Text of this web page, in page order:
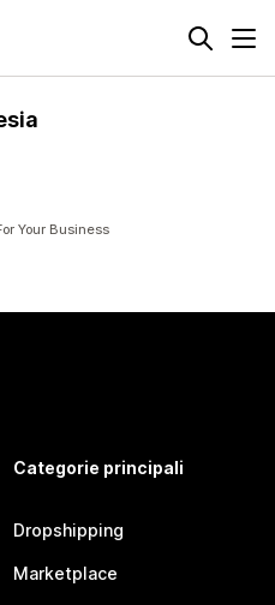
Your Business
Categorie principali
Dropshipping
Marketplace